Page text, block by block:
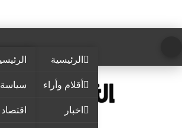
الرئيسية
أقلام وأراء
اخبار
سياسة
اقتصاد